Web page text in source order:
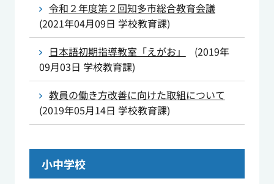
令和２年度第２回知多市総合教育会議
(2021年04月09日 学校教育課)
日本語初期指導教室「えがお」
(2019年
09月03日 学校教育課)
教員の働き方改善に向けた取組について
(2019年05月14日 学校教育課)
小中学校